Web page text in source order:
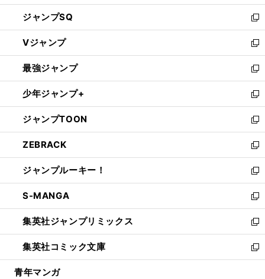
し
い
ウ
ィ
ン
ド
ウ
で
開
く
ジャンプSQ
新
し
い
ウ
ィ
ン
ド
ウ
で
開
く
Vジャンプ
新
し
い
ウ
ィ
ン
ド
ウ
で
開
く
最強ジャンプ
新
し
い
ウ
ィ
ン
ド
ウ
で
開
く
少年ジャンプ+
新
し
い
ウ
ィ
ン
ド
ウ
で
開
く
ジャンプTOON
新
し
い
ウ
ィ
ン
ド
ウ
で
開
く
ZEBRACK
新
し
い
ウ
ィ
ン
ド
ウ
で
開
ジャンプルーキー！
新
し
い
ウ
ィ
ン
ド
ウ
S-MANGA
新
し
い
ウ
ィ
ン
集英社ジャンプリミックス
新
し
い
ウ
集英社コミック文庫
新
し
青年マンガ